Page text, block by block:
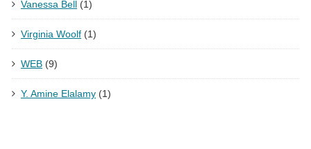
Vanessa Bell (1)
Virginia Woolf (1)
WEB (9)
Y. Amine Elalamy (1)